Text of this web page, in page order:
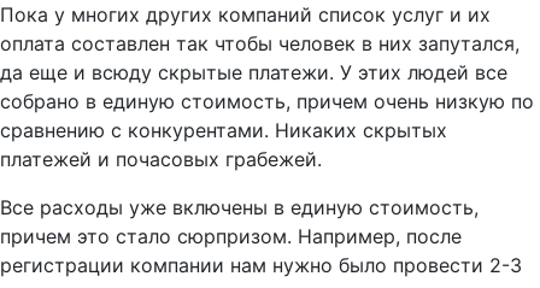
Пока у многих других компаний список услуг и их
оплата составлен так чтобы человек в них запутался,
да еще и всюду скрытые платежи. У этих людей все
собрано в единую стоимость, причем очень низкую по
сравнению с конкурентами. Никаких скрытых
платежей и почасовых грабежей.
Все расходы уже включены в единую стоимость,
причем это стало сюрпризом. Например, после
регистрации компании нам нужно было провести 2-3